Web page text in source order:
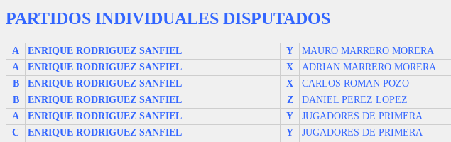
PARTIDOS INDIVIDUALES DISPUTADOS
A ENRIQUE RODRIGUEZ SANFIEL Y MAURO MARRERO MORERA
A
ENRIQUE RODRIGUEZ SANFIEL X ADRIAN MARRERO MORERA
B
ENRIQUE RODRIGUEZ SANFIEL X CARLOS ROMAN POZO
B
ENRIQUE RODRIGUEZ SANFIEL Z DANIEL PEREZ LOPEZ
A
ENRIQUE RODRIGUEZ SANFIEL Y JUGADORES DE PRIMERA
C
ENRIQUE RODRIGUEZ SANFIEL Y JUGADORES DE PRIMERA